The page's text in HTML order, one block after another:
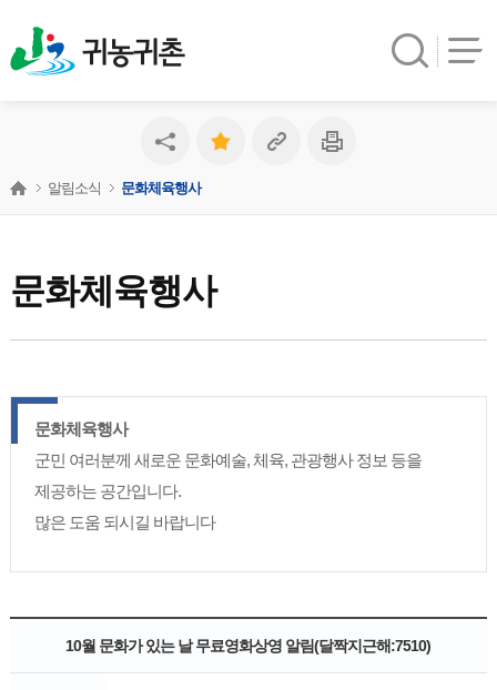
귀농귀촌
문화체육행사
알림소식 문화체육행사
문화체육행사
군민 여러분께 새로운 문화예술, 체육, 관광행사 정보 등을
제공하는 공간입니다.
많은 도움 되시길 바랍니다
10월 문화가 있는 날 무료영화상영 알림(달짝지근해:7510)